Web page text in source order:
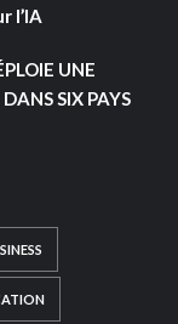
l’IA
UNE
SIX PAYS